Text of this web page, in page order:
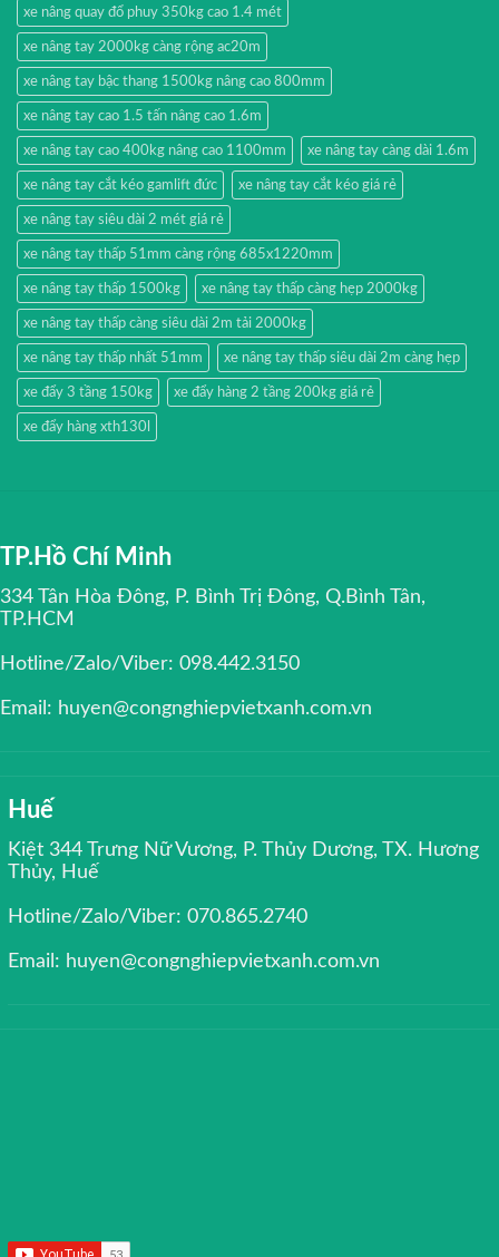
xe nâng quay đổ phuy 350kg cao 1.4 mét
xe nâng tay 2000kg càng rộng ac20m
xe nâng tay bậc thang 1500kg nâng cao 800mm
xe nâng tay cao 1.5 tấn nâng cao 1.6m
xe nâng tay cao 400kg nâng cao 1100mm xe nâng tay càng dài 1.6m
xe nâng tay cắt kéo gamlift đức xe nâng tay cắt kéo giá rẻ
xe nâng tay siêu dài 2 mét giá rẻ
xe nâng tay thấp 51mm càng rộng 685x1220mm
xe nâng tay thấp 1500kg xe nâng tay thấp càng hẹp 2000kg
xe nâng tay thấp càng siêu dài 2m tải 2000kg
xe nâng tay thấp nhất 51mm xe nâng tay thấp siêu dài 2m càng hẹp
xe đẩy 3 tầng 150kg xe đẩy hàng 2 tầng 200kg giá rẻ
xe đẩy hàng xth130l
TP.Hồ Chí Minh
334 Tân Hòa Đông, P. Bình Trị Đông, Q.Bình Tân,
TP.HCM
Hotline/Zalo/Viber: 098.442.3150
Email: huyen@congnghiepvietxanh.com.vn
Huế
Kiệt 344 Trưng Nữ Vương, P. Thủy Dương, TX. Hương
Thủy, Huế
Hotline/Zalo/Viber: 070.865.2740
Email: huyen@congnghiepvietxanh.com.vn